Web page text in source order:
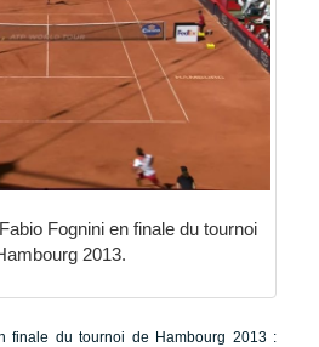
Fognini en finale du tournoi
2013.
finale du tournoi de Hambourg 2013 :